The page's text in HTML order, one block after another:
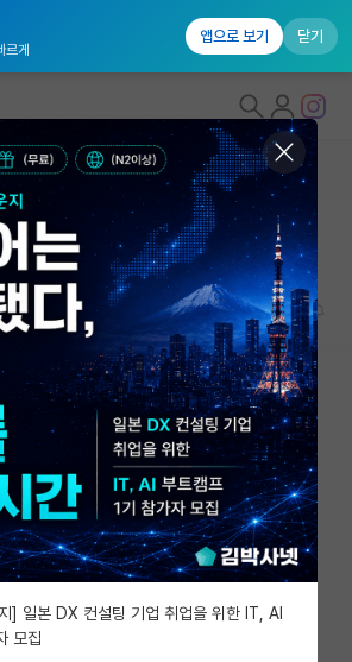
게
앱으로 보기 닫기
개랩)
판(아무개랩)
] 일본 DX 컨설팅 기업 취업을 위한 IT, AI
모집